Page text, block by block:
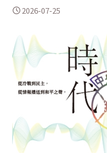
2026-07-25